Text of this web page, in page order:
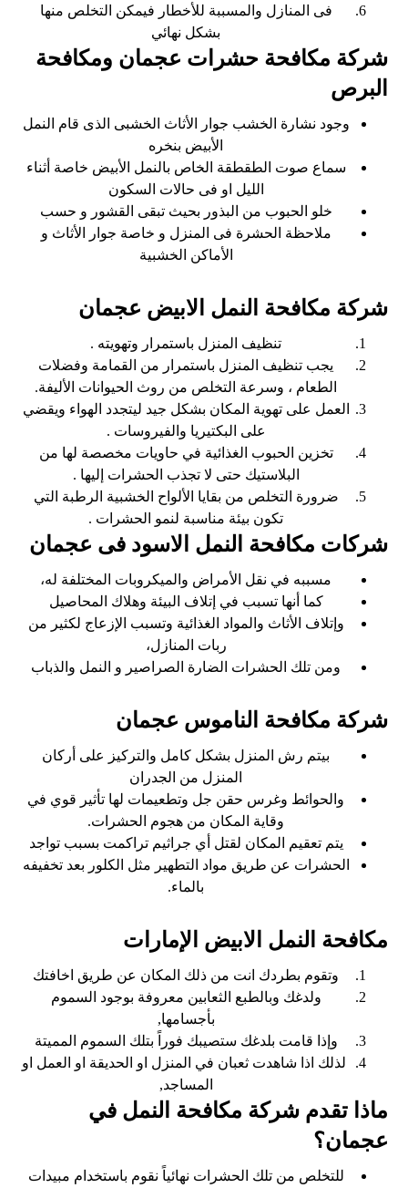
فى المنازل والمسببة للأخطار فيمكن التخلص منها
بشكل نهائي
شركة مكافحة حشرات عجمان ومكافحة
البرص
وجود نشارة الخشب جوار الأثاث الخشبى الذى قام النمل
الأبيض بنخره
سماع صوت الطقطقة الخاص بالنمل الأبيض خاصة أثناء
الليل او فى حالات السكون
خلو الحبوب من البذور بحيث تبقى القشور و حسب
ملاحظة الحشرة فى المنزل و خاصة جوار الأثاث و
الأماكن الخشبية
شركة مكافحة النمل الابيض عجمان
تنظيف المنزل باستمرار وتهويته .
يجب تنظيف المنزل باستمرار من القمامة وفضلات
الطعام ، وسرعة التخلص من روث الحيوانات الأليفة.
العمل على تهوية المكان بشكل جيد ليتجدد الهواء ويقضي
على البكتيريا والفيروسات .
تخزين الحبوب الغذائية في حاويات مخصصة لها من
البلاستيك حتى لا تجذب الحشرات إليها .
ضرورة التخلص من بقايا الألواح الخشبية الرطبة التي
تكون بيئة مناسبة لنمو الحشرات .
شركات مكافحة النمل الاسود فى عجمان
مسببه في نقل الأمراض والميكروبات المختلفة له،
كما أنها تسبب في إتلاف البيئة وهلاك المحاصيل
وإتلاف الأثاث والمواد الغذائية وتسبب الإزعاج لكثير من
ربات المنازل،
ومن تلك الحشرات الضارة الصراصير و النمل والذباب
شركة مكافحة الناموس عجمان
بيتم رش المنزل بشكل كامل والتركيز على أركان
المنزل من الجدران
والحوائط وغرس حقن جل وتطعيمات لها تأثير قوي في
وقاية المكان من هجوم الحشرات.
يتم تعقيم المكان لقتل أي جراثيم تراكمت بسبب تواجد
الحشرات عن طريق مواد التطهير مثل الكلور بعد تخفيفه
بالماء.
مكافحة النمل الابيض الإمارات
وتقوم بطردك انت من ذلك المكان عن طريق اخافتك
ولدغك وبالطبع الثعابين معروفة بوجود السموم
بأجسامها,
وإذا قامت بلدغك ستصيبك فوراً بتلك السموم المميتة
لذلك اذا شاهدت ثعبان في المنزل او الحديقة او العمل او
المساجد,
ماذا تقدم شركة مكافحة النمل في
عجمان؟
للتخلص من تلك الحشرات نهائياً نقوم باستخدام مبيدات